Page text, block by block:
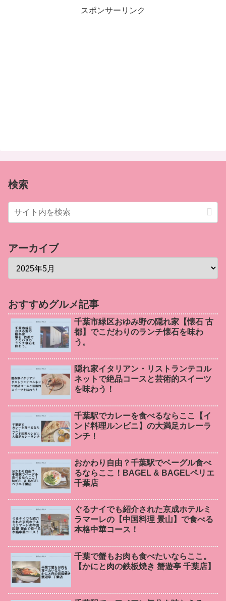
スポンサーリンク
検索
アーカイブ
おすすめグルメ記事
千葉市緑区おゆみ野の隠れ家【懐石 古
都】でこだわりのランチ懐石を味わ
う。
隠れ家イタリアン・リストランテコル
ネットで絶品コースと芸術的スイーツ
を味わう！
千葉駅でカレーを食べるならここ【イ
ンド料理ルンビニ】の大満足カレーラ
ンチ！
おかわり自由？千葉駅でベーグル食べ
るならここ！BAGEL & BAGELペリエ
千葉店
ぐるナイでも紹介された京成ホテルミ
ラマーレの【中国料理 景山】で食べる
本格中華コース！
千葉で蟹もお肉も食べたいならここ。
【かにと肉の鉄板焼き 蟹遊亭 千葉店】